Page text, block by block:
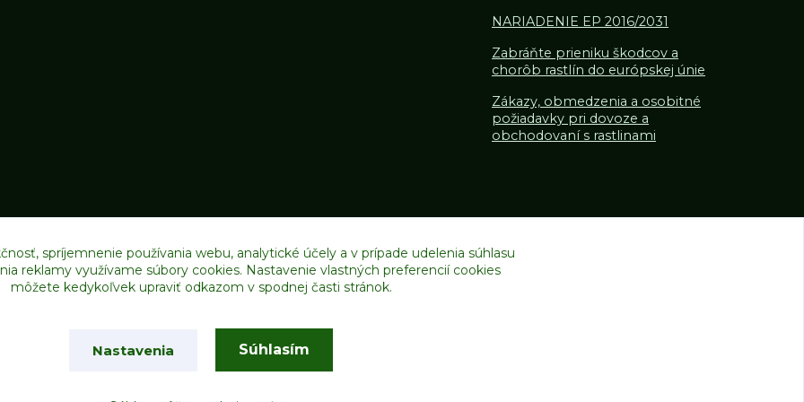
NARIADENIE EP 2016/2031
Zabráňte prieniku škodcov a
chorôb rastlín do európskej únie
Zákazy, obmedzenia a osobitné
požiadavky pri dovoze a
obchodovaní s rastlinami
spríjemnenie používania webu, analytické účely a v prípade udelenia súhlasu
reklamy využívame súbory cookies. Nastavenie vlastných preferencií cookies
môžete kedykoľvek upraviť odkazom v spodnej časti stránok.
Nastavenia Súhlasím